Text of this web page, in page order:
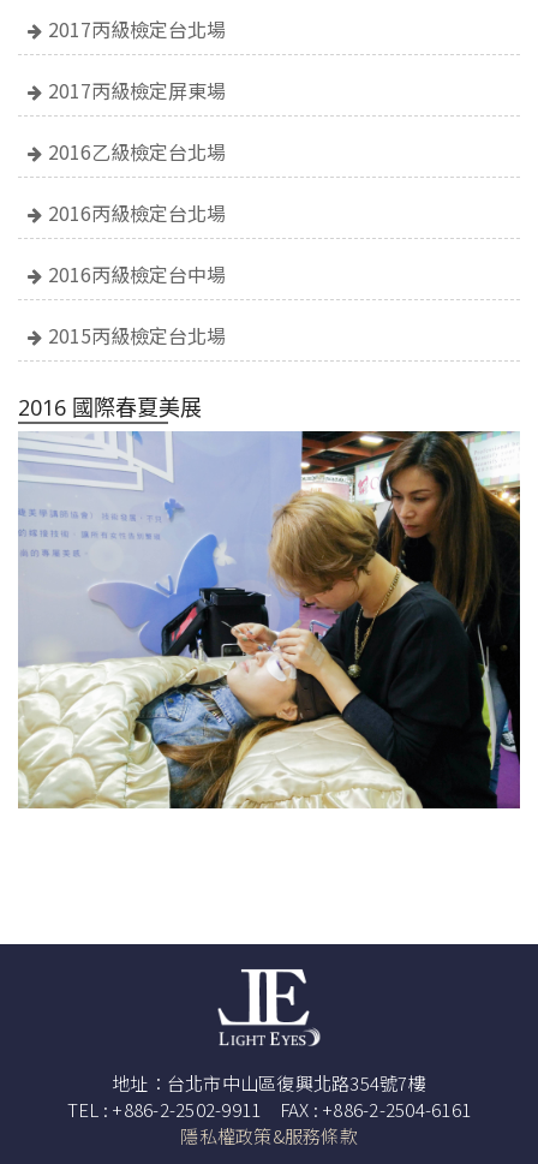
2017丙級檢定台北場
2017丙級檢定屏東場
2016乙級檢定台北場
2016丙級檢定台北場
2016丙級檢定台中場
2015丙級檢定台北場
2016 國際春夏美展
地址：台北市中山區復興北路354號7樓
TEL : +886-2-2502-9911 FAX : +886-2-2504-6161
隱私權政策&服務條款